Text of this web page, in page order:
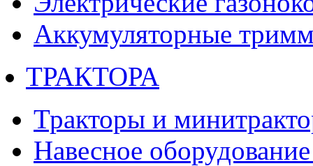
Аккумуляторные
ТРАКТОРА
Тракторы и
Навесное